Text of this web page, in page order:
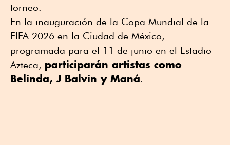
torneo.
En la inauguración de la Copa Mundial de la
FIFA 2026 en la Ciudad de México,
programada para el 11 de junio en el Estadio
Azteca, participarán artistas como
Belinda, J Balvin y Maná.